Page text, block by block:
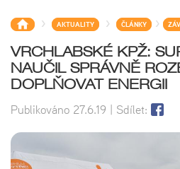
> AKTUALITY > ČLÁNKY >
VRCHLABSKÉ KPŽ:
NAUČIL SPRÁVNĚ
DOPLŇOVAT ENERGII
Publikováno 27.6.19 | Sdílet: